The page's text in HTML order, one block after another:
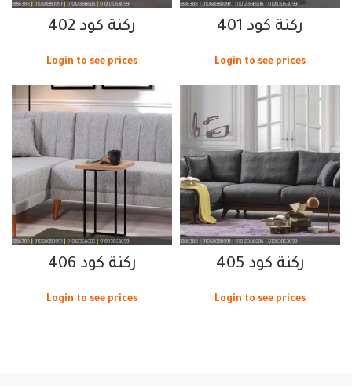
ركنة كود 401
Login to see prices
ركنة كود 402
Login to see prices
ركنة كود 405
Login to see prices
ركنة كود 406
Login to see prices